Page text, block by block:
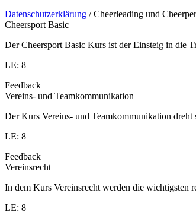
Datenschutzerklärung / Cheerleading und
Cheersport Basic
Der Cheersport Basic Kurs ist der Einsteig in die
LE: 8
Feedback
Vereins- und Teamkommunikation
Der Kurs Vereins- und Teamkommunikation
LE: 8
Feedback
Vereinsrecht
In dem Kurs Vereinsrecht werden die wichtigsten
LE: 8